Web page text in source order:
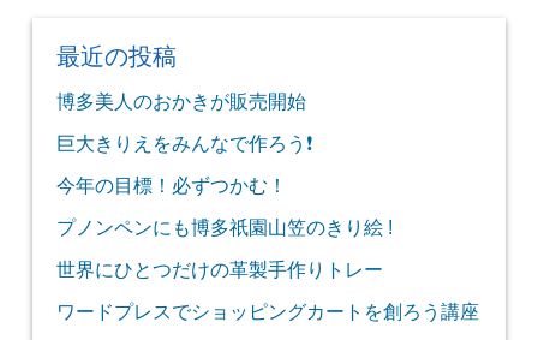
最近の投稿
博多美人のおかきが販売開始
巨大きりえをみんなで作ろう❗
今年の目標！必ずつかむ！
プノンペンにも博多祇園山笠のきり絵 !
世界にひとつだけの革製手作りトレー
ワードプレスでショッピングカートを創ろう講座